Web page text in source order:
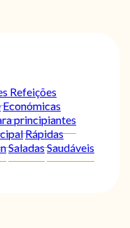
Refeições
Económicas
principiantes
Rápidas
SaladasSaudáveis